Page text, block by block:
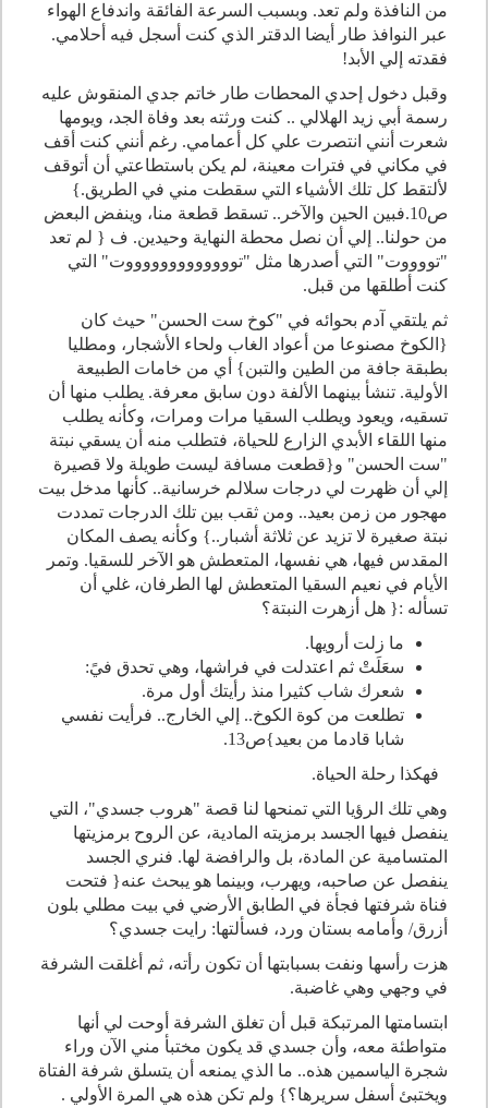
من النافذة ولم تعد. وبسبب السرعة الفائقة واندفاع الهواء
عبر النوافذ طار أيضا الدقتر الذي كنت أسجل فيه أحلامي.
فقدته إلي الأبد!
وقبل دخول إحدي المحطات طار خاتم جدي المنقوش عليه
رسمة أبي زيد الهلالي .. كنت ورثته بعد وفاة الجد، ويومها
شعرت أنني انتصرت علي كل أعمامي. رغم أنني كنت أقف
في مكاني في فترات معينة، لم يكن باستطاعتي أن أتوقف
لألتقط كل تلك الأشياء التي سقطت مني في الطريق.}
ص10.فبين الحين والآخر.. تسقط قطعة منا، وينفض البعض
من حولنا.. إلي أن نصل محطة النهاية وحيدين. ف { لم تعد
"تووووت" التي أصدرها مثل "توووووووووووووت" التي
كنت أطلقها من قبل.
ثم يلتقي آدم بحوائه في "كوخ ست الحسن" حيث كان
{الكوخ مصنوعا من أعواد الغاب ولحاء الأشجار، ومطليا
بطبقة جافة من الطين والتبن} أي من خامات الطبيعة
الأولية. تنشأ بينهما الألفة دون سابق معرفة. يطلب منها أن
تسقيه، ويعود ويطلب السقيا مرات ومرات، وكأنه يطلب
منها اللقاء الأبدي الزارع للحياة، فتطلب منه أن يسقي نبتة
"ست الحسن" و{قطعت مسافة ليست طويلة ولا قصيرة
إلي أن ظهرت لي درجات سلالم خرسانية.. كأنها مدخل بيت
مهجور من زمن بعيد.. ومن ثقب بين تلك الدرجات تمددت
نبتة صغيرة لا تزيد عن ثلاثة أشبار..} وكأنه يصف المكان
المقدس فيها، هي نفسها، المتعطش هو الآخر للسقيا. وتمر
الأيام في نعيم السقيا المتعطش لها الطرفان، غلي أن
تسأله :{ هل أزهرت النبتة؟
ما زلت أرويها.
سعَلَتْ ثم اعتدلت في فراشها، وهي تحدق فيً:
شعرك شاب كثيرا منذ رأيتك أول مرة.
تطلعت من كوة الكوخ.. إلي الخارج.. فرأيت نفسي
شابا قادما من بعيد}ص13.
فهكذا رحلة الحياة.
وهي تلك الرؤيا التي تمنحها لنا قصة "هروب جسدي"، التي
ينفصل فيها الجسد برمزيته المادية، عن الروح برمزيتها
المتسامية عن المادة، بل والرافضة لها. فنري الجسد
ينفصل عن صاحبه، ويهرب، وبينما هو يبحث عنه{ فتحت
فناة شرفتها فجأة في الطابق الأرضي في بيت مطلي بلون
أزرق/ وأمامه بستان ورد، فسألتها: رايت جسدي؟
هزت رأسها ونفت بسبابتها أن تكون رأته، ثم أغلقت الشرفة
في وجهي وهي غاضبة.
ابتسامتها المرتبكة قبل أن تغلق الشرفة أوحت لي أنها
متواطئة معه، وأن جسدي قد يكون مختبأ مني الآن وراء
شجرة الياسمين هذه.. ما الذي يمنعه أن يتسلق شرفة الفتاة
ويختبئ أسفل سريرها؟} ولم تكن هذه هي المرة الأولي .